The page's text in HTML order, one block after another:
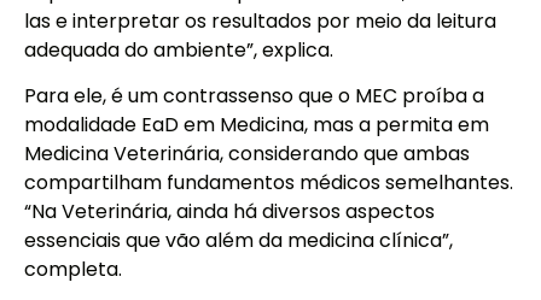
las e interpretar os resultados por meio da leitura
adequada do ambiente”, explica.
Para ele, é um contrassenso que o MEC proíba a
modalidade EaD em Medicina, mas a permita em
Medicina Veterinária, considerando que ambas
compartilham fundamentos médicos semelhantes.
“Na Veterinária, ainda há diversos aspectos
essenciais que vão além da medicina clínica”,
completa.